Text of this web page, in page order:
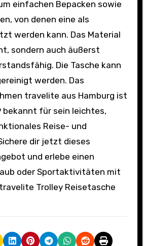
einfachen Bepacken sowie
von denen eine als
werden kann. Das Material
sondern auch äußerst
Die Tasche kann
werden. Das
travelite aus Hamburg ist
bekannt für sein leichtes,
Reise- und
dir jetzt dieses
und erlebe einen
oder Sportaktivitäten mit
Trolley Reisetasche